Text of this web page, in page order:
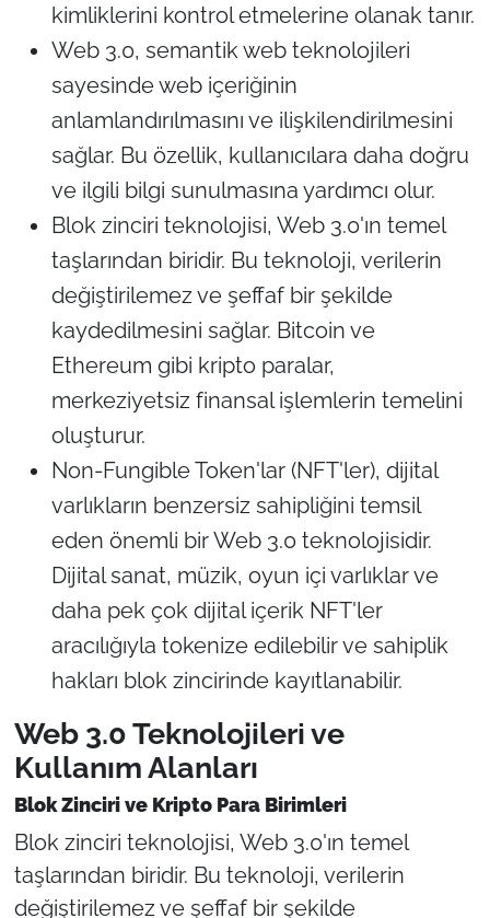
kimliklerini kontrol etmelerine olanak tanır.
Web 3.0, semantik web teknolojileri
sayesinde web içeriğinin
anlamlandırılmasını ve ilişkilendirilmesini
sağlar. Bu özellik, kullanıcılara daha doğru
ve ilgili bilgi sunulmasına yardımcı olur.
Blok zinciri teknolojisi, Web 3.0'ın temel
taşlarından biridir. Bu teknoloji, verilerin
değiştirilemez ve şeffaf bir şekilde
kaydedilmesini sağlar. Bitcoin ve
Ethereum gibi kripto paralar,
merkeziyetsiz finansal işlemlerin temelini
oluşturur.
Non-Fungible Token'lar (NFT'ler), dijital
varlıkların benzersiz sahipliğini temsil
eden önemli bir Web 3.0 teknolojisidir.
Dijital sanat, müzik, oyun içi varlıklar ve
daha pek çok dijital içerik NFT'ler
aracılığıyla tokenize edilebilir ve sahiplik
hakları blok zincirinde kayıtlanabilir.
Web 3.0 Teknolojileri ve
Kullanım Alanları
Blok Zinciri ve Kripto Para Birimleri
Blok zinciri teknolojisi, Web 3.0'ın temel
taşlarından biridir. Bu teknoloji, verilerin
değiştirilemez ve şeffaf bir şekilde